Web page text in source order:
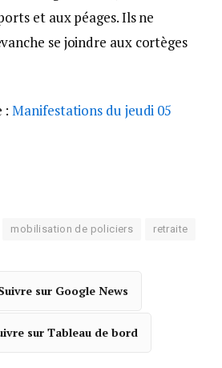
et aux péages. Ils ne
se joindre aux cortèges
:Manifestations du jeudi 05
mobilisation de policiers retraite
sur Google News
sur Tableau de bord